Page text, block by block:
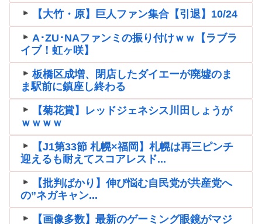
【大竹・原】巨人ファン集合【引退】10/24
A･ZU･NAファンミの振り付けｗｗ【ラブラ
イブ！虹ヶ咲】
板橋区成増、閉店したダイエーが廃墟のま
ま駅前に鎮座し終わる
【菊花賞】レッドジェネシス川田しょうが
ｗｗｗｗ
【J1第33節 札幌×福岡】札幌は再三ピンチ
迎えるも耐えてスコアレスド...
【批判ばかり】伸び悩む自民党が共産党へ
の”ネガキャン...
【画像多数】最新のゲーミング眼鏡がマジ